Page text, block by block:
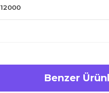
12000
Benzer